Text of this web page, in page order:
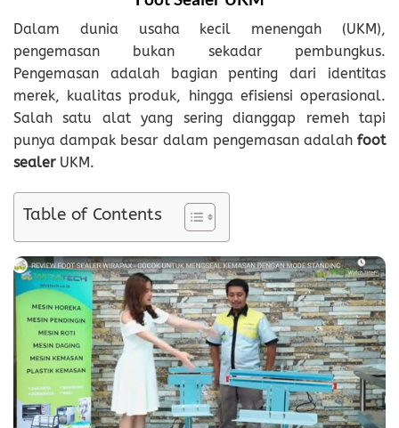
Dalam dunia usaha kecil menengah (UKM),
pengemasan bukan sekadar pembungkus.
Pengemasan adalah bagian penting dari identitas
merek, kualitas produk, hingga efisiensi operasional.
Salah satu alat yang sering dianggap remeh tapi
punya dampak besar dalam pengemasan adalah foot
sealerUKM.
Table of Contents